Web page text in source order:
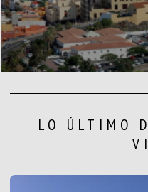
LO ÚLTIMO